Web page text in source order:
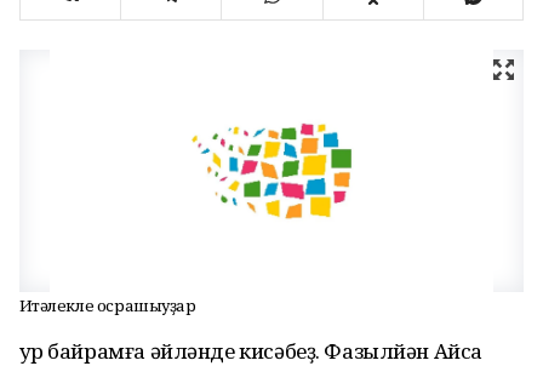
Иҫтәлекле осрашыуҙар
Ҙур байрамға әйләнде кисәбеҙ. Фазылйән Айса